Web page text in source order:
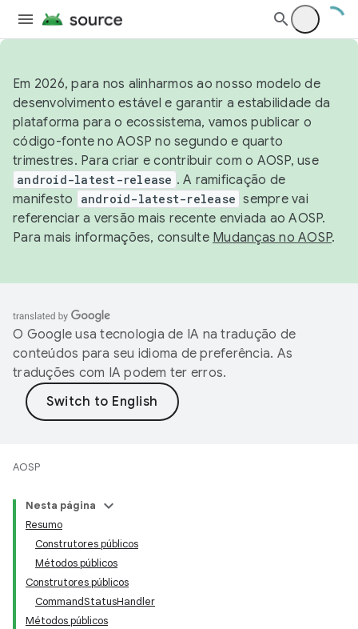
Em 2026, para nos alinharmos ao nosso modelo de
desenvolvimento estável e garantir a estabilidade da
plataforma para o ecossistema, vamos publicar o
código-fonte no AOSP no segundo e quarto
trimestres. Para criar e contribuir com o AOSP, use
android-latest-release . A ramificação de
manifesto
android-latest-release sempre vai
referenciar a versão mais recente enviada ao AOSP.
Para mais informações, consulte Mudanças no AOSP.
O Google usa tecnologia de IA na tradução de
conteúdos para seu idioma de preferência. As
traduções com IA podem ter erros.
AOSP
Nesta página
Resumo
Construtores públicos
Métodos públicos
Construtores públicos
CommandStatusHandler
Métodos públicos